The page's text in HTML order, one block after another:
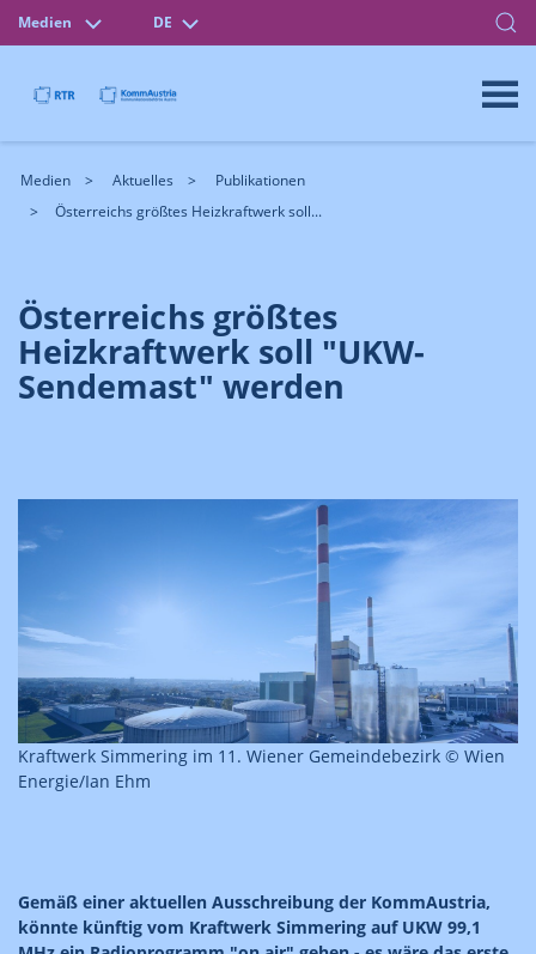
Medien DE
Medien Aktuelles
Publikationen
Österreichs größtes Heizkraftwerk soll...
Österreichs größtes
Heizkraftwerk soll "UKW-
Sendemast" werden
Kraftwerk Simmering im 11. Wiener Gemeindebezirk © Wien
Energie/Ian Ehm
Gemäß einer aktuellen Ausschreibung der KommAustria,
könnte künftig vom Kraftwerk Simmering auf UKW 99,1